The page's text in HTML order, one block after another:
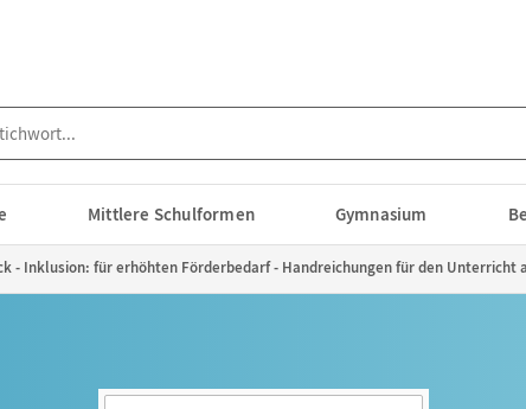
Mittlere Schulformen Gymnasium
- Inklusion: für erhöhten Förderbedarf - Handreichungen für den Unterricht